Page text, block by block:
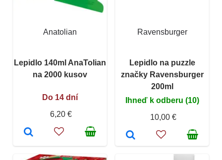
Anatolian
Lepidlo 140ml AnaTolian
na 2000 kusov
Do 14 dní
6,20 €
Ravensburger
Lepidlo na puzzle
značky Ravensburger
200ml
Ihneď k odberu (10)
10,00 €